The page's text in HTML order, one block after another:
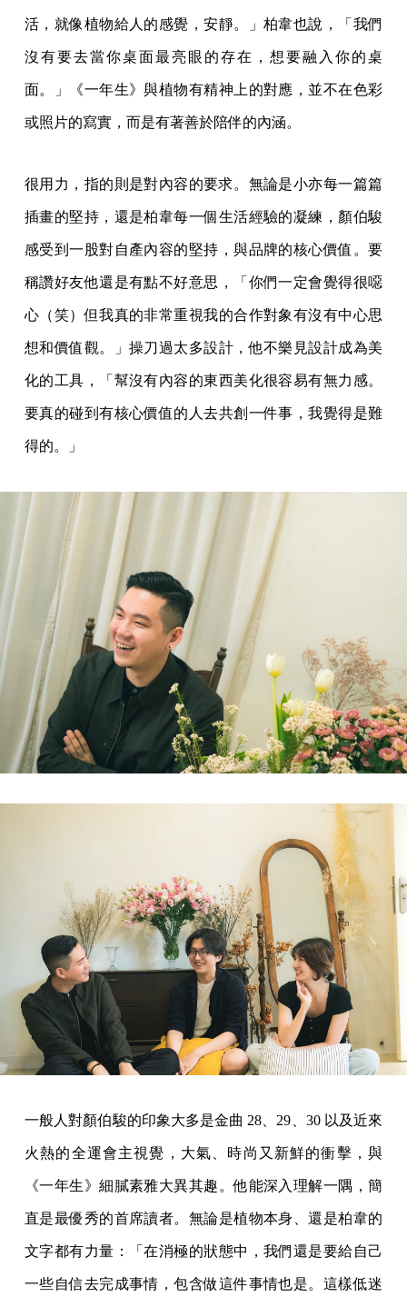
活，就像植物給人的感覺，安靜。」柏韋也說，「我們
沒有要去當你桌面最亮眼的存在，想要融入你的桌
面。」《一年生》與植物有精神上的對應，並不在色彩
或照片的寫實，而是有著善於陪伴的內涵。
很用力，指的則是對內容的要求。無論是小亦每一篇篇
插畫的堅持，還是柏韋每一個生活經驗的凝練，顏伯駿
感受到一股對自產內容的堅持，與品牌的核心價值。要
稱讚好友他還是有點不好意思，「你們一定會覺得很噁
心（笑）但我真的非常重視我的合作對象有沒有中心思
想和價值觀。」操刀過太多設計，他不樂見設計成為美
化的工具，「幫沒有內容的東西美化很容易有無力感。
要真的碰到有核心價值的人去共創一件事，我覺得是難
得的。」
一般人對顏伯駿的印象大多是金曲 28、29、30 以及近來
火熱的全運會主視覺，大氣、時尚又新鮮的衝擊，與
《一年生》細膩素雅大異其趣。他能深入理解一隅，簡
直是最優秀的首席讀者。無論是植物本身、還是柏韋的
文字都有力量：「在消極的狀態中，我們還是要給自己
一些自信去完成事情，包含做這件事情也是。這樣低迷